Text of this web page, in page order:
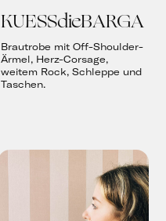
KUESSdieBARGA
Brautrobe mit Off-Shoulder-
Ärmel, Herz-Corsage,
weitem Rock, Schleppe und
Taschen.